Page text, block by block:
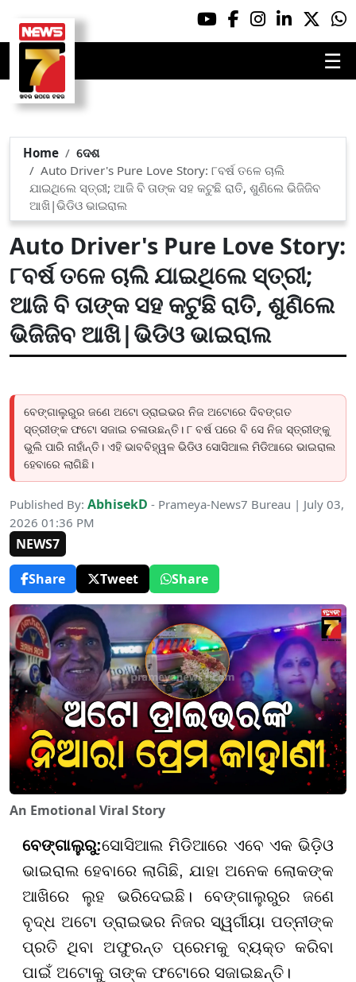
☰
Home
ଦେଶ
Auto Driver's Pure Love Story: ୮ବର୍ଷ ତଳେ ଚାଲି
ଯାଇଥିଲେ ସ୍ତ୍ରୀ; ଆଜି ବି ତାଙ୍କ ସହ କଟୁଛି ରାତି, ଶୁଣିଲେ ଭିଜିଜିବ
ଆଖି|ଭିଡିଓ ଭାଇରାଲ
Auto Driver's Pure Love Story:
୮ବର୍ଷ ତଳେ ଚାଲି ଯାଇଥିଲେ ସ୍ତ୍ରୀ;
ଆଜି ବି ତାଙ୍କ ସହ କଟୁଛି ରାତି, ଶୁଣିଲେ
ଭିଜିଜିବ ଆଖି|ଭିଡିଓ ଭାଇରାଲ
ବେଙ୍ଗାଲୁରୁର ଜଣେ ଅଟୋ ଡ୍ରାଇଭର ନିଜ ଅଟୋରେ ଦିବଙ୍ଗତ
ସ୍ତ୍ରୀଙ୍କ ଫଟୋ ସଜାଇ ଚଳାଉଛନ୍ତି। ୮ ବର୍ଷ ପରେ ବି ସେ ନିଜ ସ୍ତ୍ରୀଙ୍କୁ
ଭୁଲି ପାରି ନାହାଁନ୍ତି। ଏହି ଭାବବିହ୍ୱଳ ଭିଡିଓ ସୋସିଆଲ ମିଡିଆରେ ଭାଇରାଲ
ହେବାରେ ଲାଗିଛି।
Published By: AbhisekD - Prameya-News7 Bureau | July 03,
2026 01:36 PM
NEWS7
Share
Tweet Share
An Emotional Viral Story
ବେଙ୍ଗାଲୁରୁ:ସୋସିଆଲ ମିଡିଆରେ ଏବେ ଏକ ଭିଡ଼ିଓ
ଭାଇରାଲ ହେବାରେ ଲାଗିଛି, ଯାହା ଅନେକ ଲୋକଙ୍କ
ଆଖିରେ ଲୁହ ଭରିଦେଇଛି। ବେଙ୍ଗାଲୁରୁର ଜଣେ
ବୃଦ୍ଧ ଅଟୋ ଡ୍ରାଇଭର ନିଜର ସ୍ୱର୍ଗୀୟା ପତ୍ନୀଙ୍କ
ପ୍ରତି ଥିବା ଅଫୁରନ୍ତ ପ୍ରେମକୁ ବ୍ୟକ୍ତ କରିବା
ପାଇଁ ଅଟୋକୁ ତାଙ୍କ ଫଟୋରେ ସଜାଇଛନ୍ତି।